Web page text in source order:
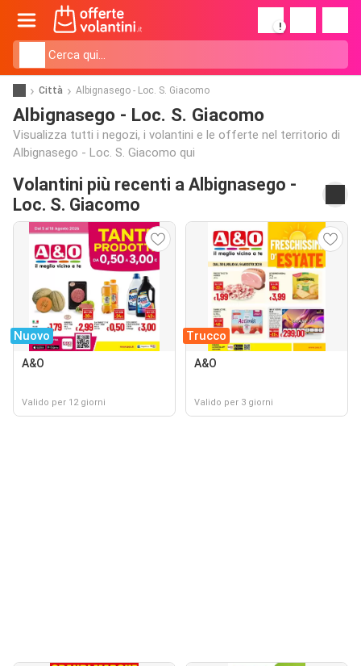
!
Città Albignasego - Loc. S. Giacomo
Albignasego - Loc. S. Giacomo
Visualizza tutti i negozi, i volantini e le offerte nel territorio di
Albignasego - Loc. S. Giacomo qui
Volantini più recenti a Albignasego -
Loc. S. Giacomo
Nuovo
A&O
Valido per 12 giorni
Trucco
A&O
Valido per 3 giorni